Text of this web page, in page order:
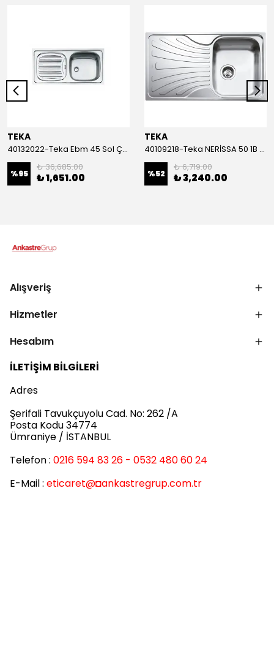
TEKA
40132022-Teka Ebm 45 Sol Çelik Eviye
%95
₺ 36,685.00
₺ 1,651.00
TEKA
40109218-Teka NERİSSA 50 1B 1D Sağ Çelik Eviye
%52
₺ 6,719.00
₺ 3,240.00
Alışveriş
Hizmetler
Hesabım
İLETİŞİM BİLGİLERİ
Adres
Şerifali Tavukçuyolu Cad. No: 262 /A
Posta Kodu 34774
Ümraniye / İSTANBUL
Telefon : 0216 594 83 26 - 0532 480 60 24
E-Mail : eticaret@◘ankastregrup.com.tr